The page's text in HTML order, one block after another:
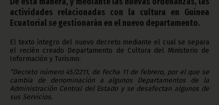
actividades relacionadas con la cultura en Guinea
Ecuatorial se gestionarán en el nuevo departamento.
El texto íntegro del nuevo decreto mediante el cual se separa
el recién creado Departamento de Cultura del Ministerio de
Información y Turismo:
“Decreto número 45/2211, de fecha 11 de febrero, por el que se
cambia de denominación a algunos Departamentos de la
Administración Central del Estado y se desafectan algunos de
sus Servicios.